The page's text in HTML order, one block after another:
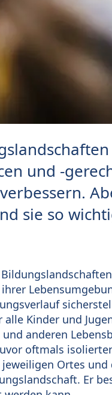
und -
sie so
alle Kinder und
anderen
oftmals
Ortes
Er